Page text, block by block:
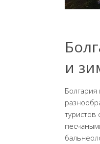
и
Болгария
туристов